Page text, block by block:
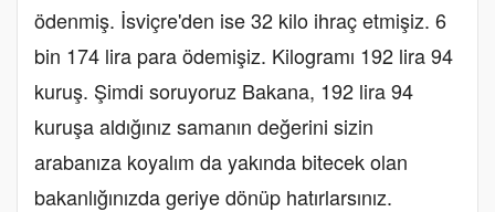
ödenmiş. İsviçre'den ise 32 kilo ihraç etmişiz. 6
bin 174 lira para ödemişiz. Kilogramı 192 lira 94
kuruş. Şimdi soruyoruz Bakana, 192 lira 94
kuruşa aldığınız samanın değerini sizin
arabanıza koyalım da yakında bitecek olan
bakanlığınızda geriye dönüp hatırlarsınız.